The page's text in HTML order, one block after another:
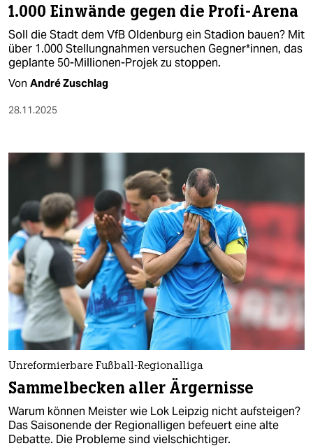
1.000 Einwände gegen die Profi-Arena
Soll die Stadt dem VfB Oldenburg ein Stadion bauen? Mit
über 1.000 Stellungnahmen versuchen Gegner*innen, das
geplante 50-Millionen-Projek zu stoppen.
Von André Zuschlag
28.11.2025
Unreformierbare Fußball-Regionalliga
Sammelbecken aller Ärgernisse
Warum können Meister wie Lok Leipzig nicht aufsteigen?
Das Saisonende der Regionalligen befeuert eine alte
Debatte. Die Probleme sind vielschichtiger.